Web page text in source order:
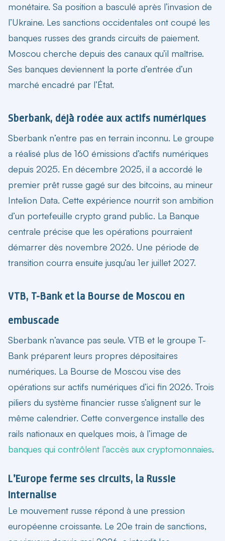
monétaire. Sa position a basculé après l’invasion de
l’Ukraine. Les sanctions occidentales ont coupé les
banques russes des grands circuits de paiement.
Moscou cherche depuis des canaux qu’il maîtrise.
Ses banques deviennent la porte d’entrée d’un
marché encadré par l’État.
Sberbank, déjà rodée aux actifs numériques
Sberbank n’entre pas en terrain inconnu. Le groupe
a réalisé plus de 160 émissions d’actifs numériques
depuis 2025. En décembre 2025, il a accordé le
premier prêt russe gagé sur des bitcoins, au mineur
Intelion Data. Cette expérience nourrit son ambition
d’un portefeuille crypto grand public. La Banque
centrale précise que les opérations pourraient
démarrer dès novembre 2026. Une période de
transition courra ensuite jusqu’au 1er juillet 2027.
VTB, T-Bank et la Bourse de Moscou en
embuscade
Sberbank n’avance pas seule. VTB et le groupe T-
Bank préparent leurs propres dépositaires
numériques. La Bourse de Moscou vise des
opérations sur actifs numériques d’ici fin 2026. Trois
piliers du système financier russe s’alignent sur le
même calendrier. Cette convergence installe des
rails nationaux en quelques mois, à l’image de
banques qui contrôlent l’accès aux cryptomonnaies.
L’Europe ferme ses circuits, la Russie
internalise
Le mouvement russe répond à une pression
européenne croissante. Le 20e train de sanctions,